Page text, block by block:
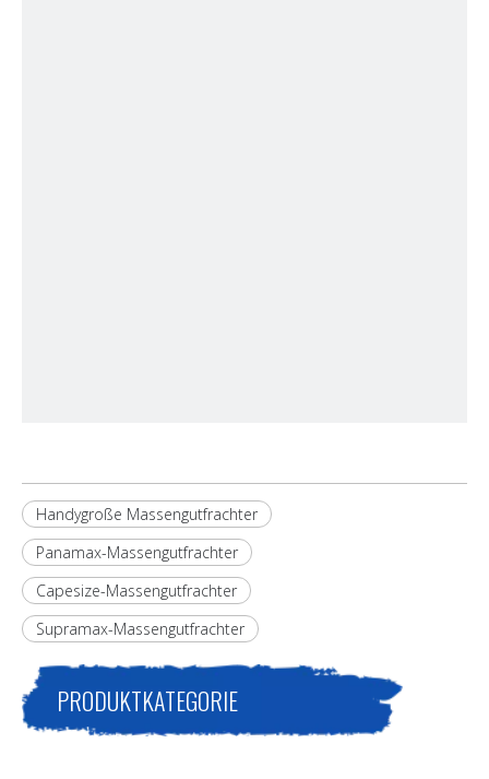
Handygroße Massengutfrachter
Panamax-Massengutfrachter
Capesize-Massengutfrachter
Supramax-Massengutfrachter
PRODUKTKATEGORIE